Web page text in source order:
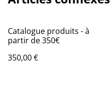
Catalogue produits - à
partir de 350€
350,00 €